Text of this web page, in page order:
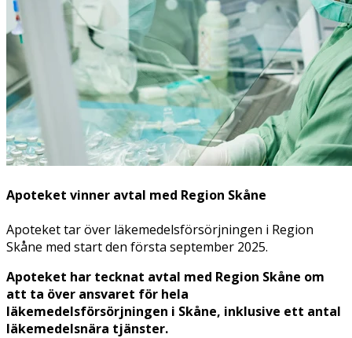
Apoteket vinner avtal med Region Skåne
Apoteket tar över läkemedelsförsörjningen i Region
Skåne med start den första september 2025.
Apoteket har tecknat avtal med Region Skåne om
att ta över ansvaret för hela
läkemedelsförsörjningen i Skåne, inklusive ett antal
läkemedelsnära tjänster.